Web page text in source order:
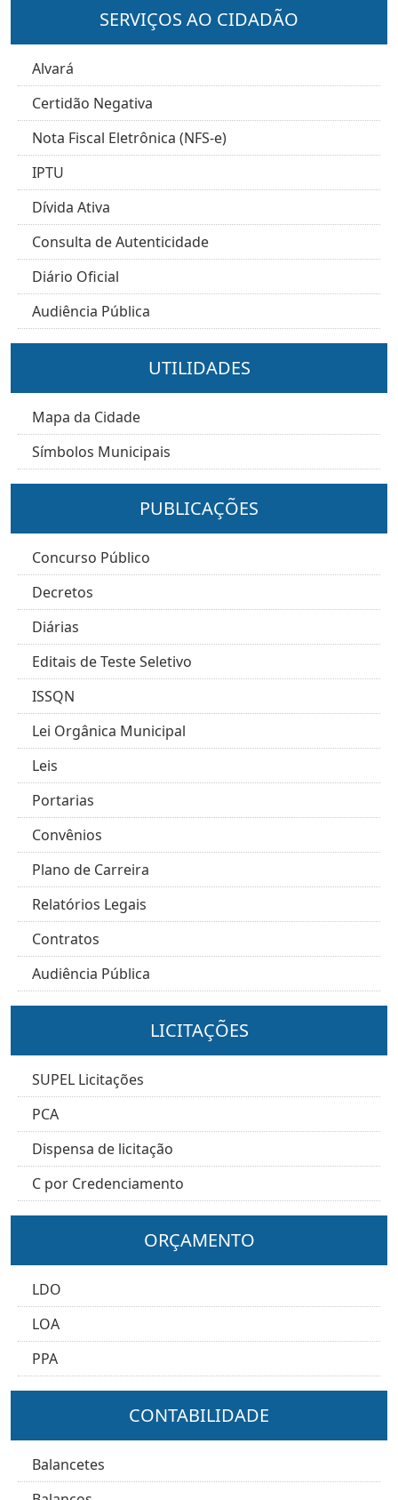
SERVIÇOS AO CIDADÃO
Alvará
Certidão Negativa
Nota Fiscal Eletrônica (NFS-e)
IPTU
Dívida Ativa
Consulta de Autenticidade
Diário Oficial
Audiência Pública
UTILIDADES
Mapa da Cidade
Símbolos Municipais
PUBLICAÇÕES
Concurso Público
Decretos
Diárias
Editais de Teste Seletivo
ISSQN
Lei Orgânica Municipal
Leis
Portarias
Convênios
Plano de Carreira
Relatórios Legais
Contratos
Audiência Pública
LICITAÇÕES
SUPEL Licitações
PCA
Dispensa de licitação
C por Credenciamento
ORÇAMENTO
LDO
LOA
PPA
CONTABILIDADE
Balancetes